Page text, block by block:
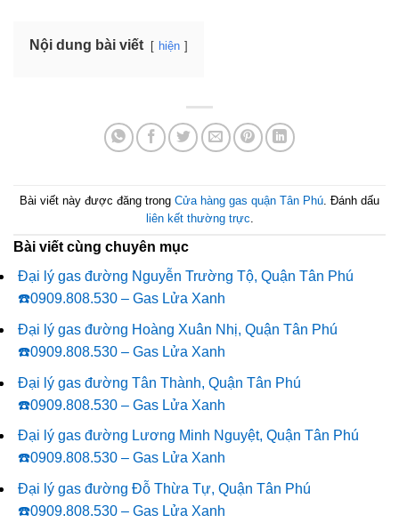
Nội dung bài viết hiện
Bài viết này được đăng trong Cửa hàng gas quận Tân Phú . Đánh dấu
liên kết thường trực
Bài viết cùng chuyên mục
Đại lý gas đường Nguyễn Trường Tộ, Quận Tân Phú
☎️0909.808.530 – Gas Lửa Xanh
Đại lý gas đường Hoàng Xuân Nhị, Quận Tân Phú
☎️0909.808.530 – Gas Lửa Xanh
Đại lý gas đường Tân Thành, Quận Tân Phú
☎️0909.808.530 – Gas Lửa Xanh
Đại lý gas đường Lương Minh Nguyệt, Quận Tân Phú
☎️0909.808.530 – Gas Lửa Xanh
Đại lý gas đường Đỗ Thừa Tự, Quận Tân Phú
☎️0909.808.530 – Gas Lửa Xanh